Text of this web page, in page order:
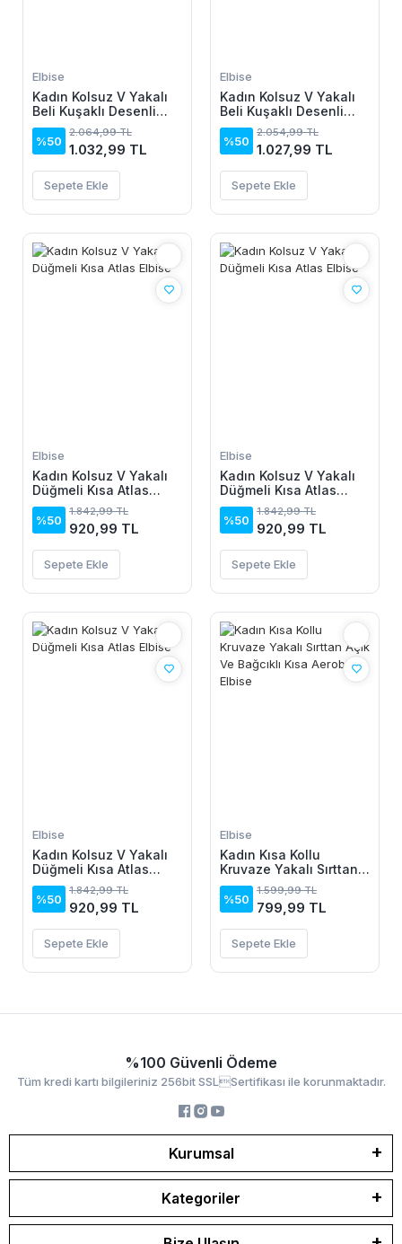
Elbise
Kadın Kolsuz V Yakalı
Beli Kuşaklı Desenli
Kısa Süprem Elbise
%50
2.064,99 TL
1.032,99 TL
Sepete Ekle
Elbise
Kadın Kolsuz V Yakalı
Beli Kuşaklı Desenli
Kısa Süprem Elbise
%50
2.054,99 TL
1.027,99 TL
Sepete Ekle
Elbise
Kadın Kolsuz V Yakalı
Düğmeli Kısa Atlas
Elbise
%50
1.842,99 TL
920,99 TL
Sepete Ekle
Elbise
Kadın Kolsuz V Yakalı
Düğmeli Kısa Atlas
Elbise
%50
1.842,99 TL
920,99 TL
Sepete Ekle
Elbise
Kadın Kolsuz V Yakalı
Düğmeli Kısa Atlas
Elbise
%50
1.842,99 TL
920,99 TL
Sepete Ekle
Elbise
Kadın Kısa Kollu
Kruvaze Yakalı Sırttan
Açık Ve Bağcıklı Kısa
Aerobin Elbise
%50
1.599,99 TL
799,99 TL
Sepete Ekle
%100 Güvenli Ödeme
Tüm kredi kartı bilgileriniz 256bit SSLSertifikası ile korunmaktadır.
Kurumsal
Kategoriler